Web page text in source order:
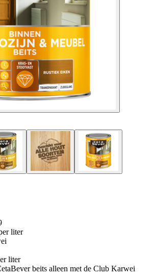
liter
liter
beits alleen met de Club Karwei